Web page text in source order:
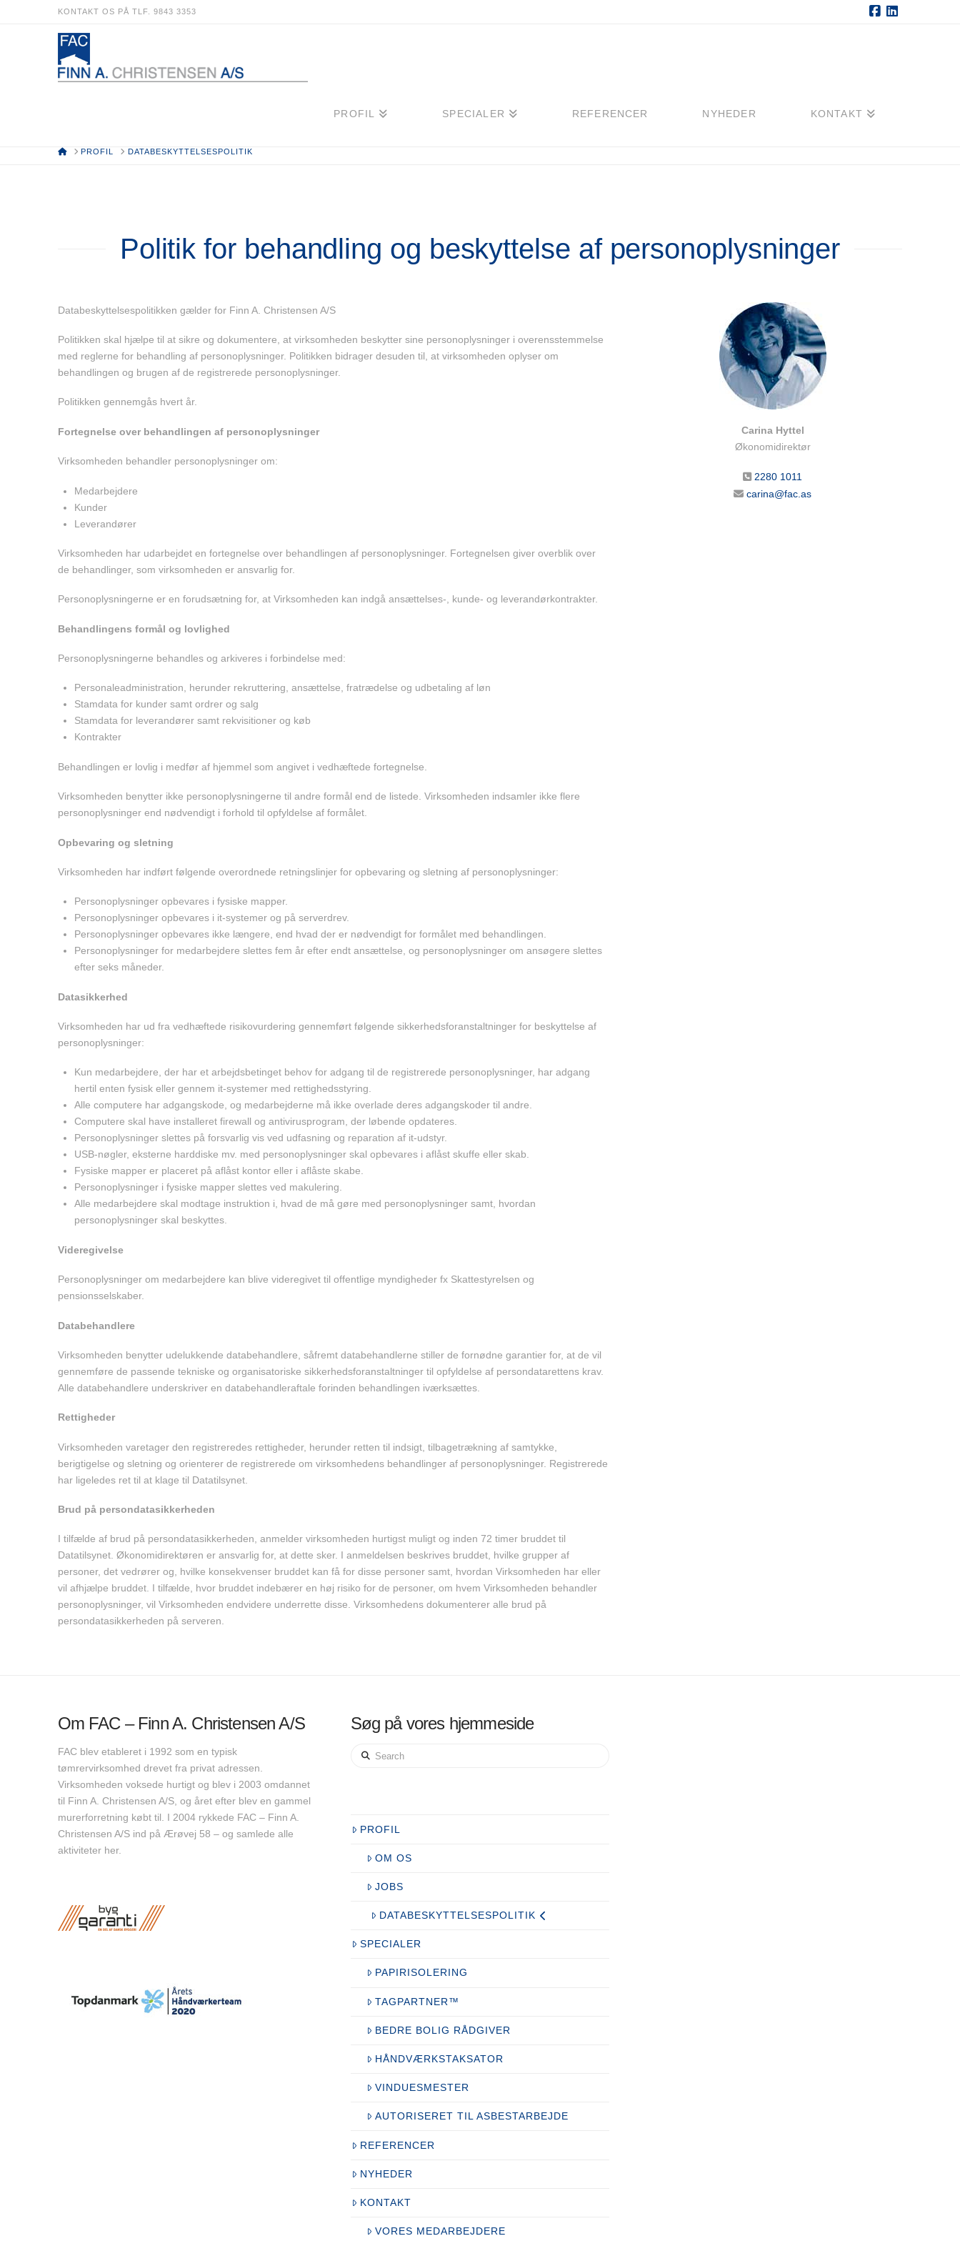
KONTAKT OS PÅ TLF. 9843 3353
PROFIL SPECIALER REFERENCER NYHEDER KONTAKT
HOMEPROFIL DATABESKYTTELSESPOLITIK
Politik for behandling og beskyttelse af personoplysninger
Databeskyttelsespolitikken gælder for Finn A. Christensen A/S
Politikken skal hjælpe til at sikre og dokumentere, at virksomheden beskytter sine personoplysninger i overensstemmelse
med reglerne for behandling af personoplysninger. Politikken bidrager desuden til, at virksomheden oplyser om
behandlingen og brugen af de registrerede personoplysninger.
Politikken gennemgås hvert år.
Fortegnelse over behandlingen af personoplysninger
Virksomheden behandler personoplysninger om:
Medarbejdere
Kunder
Leverandører
Virksomheden har udarbejdet en fortegnelse over behandlingen af personoplysninger. Fortegnelsen giver overblik over
de behandlinger, som virksomheden er ansvarlig for.
Personoplysningerne er en forudsætning for, at Virksomheden kan indgå ansættelses-, kunde- og leverandørkontrakter.
Behandlingens formål og lovlighed
Personoplysningerne behandles og arkiveres i forbindelse med:
Personaleadministration, herunder rekruttering, ansættelse, fratrædelse og udbetaling af løn
Stamdata for kunder samt ordrer og salg
Stamdata for leverandører samt rekvisitioner og køb
Kontrakter
Behandlingen er lovlig i medfør af hjemmel som angivet i vedhæftede fortegnelse.
Virksomheden benytter ikke personoplysningerne til andre formål end de listede. Virksomheden indsamler ikke flere
personoplysninger end nødvendigt i forhold til opfyldelse af formålet.
Opbevaring og sletning
Virksomheden har indført følgende overordnede retningslinjer for opbevaring og sletning af personoplysninger:
Personoplysninger opbevares i fysiske mapper.
Personoplysninger opbevares i it-systemer og på serverdrev.
Personoplysninger opbevares ikke længere, end hvad der er nødvendigt for formålet med behandlingen.
Personoplysninger for medarbejdere slettes fem år efter endt ansættelse, og personoplysninger om ansøgere slettes
efter seks måneder.
Datasikkerhed
Virksomheden har ud fra vedhæftede risikovurdering gennemført følgende sikkerhedsforanstaltninger for beskyttelse af
personoplysninger:
Kun medarbejdere, der har et arbejdsbetinget behov for adgang til de registrerede personoplysninger, har adgang
hertil enten fysisk eller gennem it-systemer med rettighedsstyring.
Alle computere har adgangskode, og medarbejderne må ikke overlade deres adgangskoder til andre.
Computere skal have installeret firewall og antivirusprogram, der løbende opdateres.
Personoplysninger slettes på forsvarlig vis ved udfasning og reparation af it-udstyr.
USB-nøgler, eksterne harddiske mv. med personoplysninger skal opbevares i aflåst skuffe eller skab.
Fysiske mapper er placeret på aflåst kontor eller i aflåste skabe.
Personoplysninger i fysiske mapper slettes ved makulering.
Alle medarbejdere skal modtage instruktion i, hvad de må gøre med personoplysninger samt, hvordan
personoplysninger skal beskyttes.
Videregivelse
Personoplysninger om medarbejdere kan blive videregivet til offentlige myndigheder fx Skattestyrelsen og
pensionsselskaber.
Databehandlere
Virksomheden benytter udelukkende databehandlere, såfremt databehandlerne stiller de fornødne garantier for, at de vil
gennemføre de passende tekniske og organisatoriske sikkerhedsforanstaltninger til opfyldelse af persondatarettens krav.
Alle databehandlere underskriver en databehandleraftale forinden behandlingen iværksættes.
Rettigheder
Virksomheden varetager den registreredes rettigheder, herunder retten til indsigt, tilbagetrækning af samtykke,
berigtigelse og sletning og orienterer de registrerede om virksomhedens behandlinger af personoplysninger. Registrerede
har ligeledes ret til at klage til Datatilsynet.
Brud på persondatasikkerheden
I tilfælde af brud på persondatasikkerheden, anmelder virksomheden hurtigst muligt og inden 72 timer bruddet til
Datatilsynet. Økonomidirektøren er ansvarlig for, at dette sker. I anmeldelsen beskrives bruddet, hvilke grupper af
personer, det vedrører og, hvilke konsekvenser bruddet kan få for disse personer samt, hvordan Virksomheden har eller
vil afhjælpe bruddet. I tilfælde, hvor bruddet indebærer en høj risiko for de personer, om hvem Virksomheden behandler
personoplysninger, vil Virksomheden endvidere underrette disse. Virksomhedens dokumenterer alle brud på
persondatasikkerheden på serveren.
Carina Hyttel
Økonomidirektør
2280 1011
carina@fac.as
Om FAC – Finn A. Christensen A/S
FAC blev etableret i 1992 som en typisk
tømrervirksomhed drevet fra privat adressen.
Virksomheden voksede hurtigt og blev i 2003 omdannet
til Finn A. Christensen A/S, og året efter blev en gammel
murerforretning købt til. I 2004 rykkede FAC – Finn A.
Christensen A/S ind på Ærøvej 58 – og samlede alle
aktiviteter her.
Søg på vores hjemmeside
Search
PROFIL
OM OS
JOBS
DATABESKYTTELSESPOLITIK
SPECIALER
PAPIRISOLERING
TAGPARTNER™
BEDRE BOLIG RÅDGIVER
HÅNDVÆRKSTAKSATOR
VINDUESMESTER
AUTORISERET TIL ASBESTARBEJDE
REFERENCER
NYHEDER
KONTAKT
VORES MEDARBEJDERE